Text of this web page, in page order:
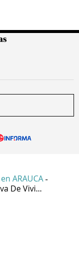
ARAUCA -
De Vivi...